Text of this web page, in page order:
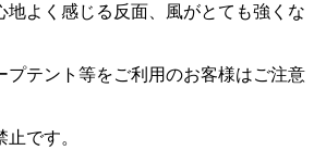
地よく感じる反面、風がとても強くな
プテント等をご利用のお客様はご注意
です。